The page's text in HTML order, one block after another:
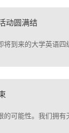
动圆满结
到来的大学英语四
的可能性。我们拥有